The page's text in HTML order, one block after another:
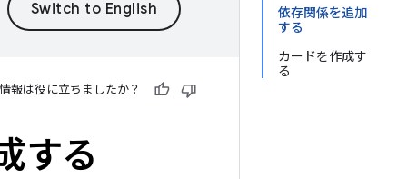
依存関係を追加
する
カードを作成す
る
報は役に立ちましたか？
する